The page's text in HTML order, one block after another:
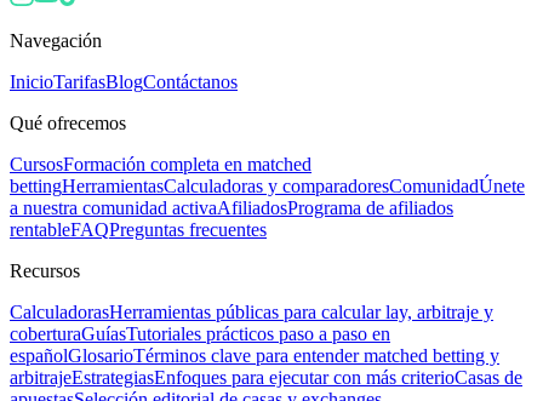
Navegación
InicioTarifasBlogContáctanos
Qué ofrecemos
CursosFormación completa en matched
bettingHerramientasCalculadoras y comparadoresComunidadÚnete
a nuestra comunidad activaAfiliadosPrograma de afiliados
rentableFAQPreguntas frecuentes
Recursos
CalculadorasHerramientas públicas para calcular lay, arbitraje y
coberturaGuíasTutoriales prácticos paso a paso en
españolGlosarioTérminos clave para entender matched betting y
arbitrajeEstrategiasEnfoques para ejecutar con más criterioCasas de